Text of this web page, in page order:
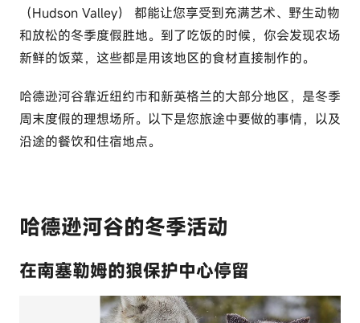
（Hudson Valley） 都能让您享受到充满艺术、野生动物
和放松的冬季度假胜地。到了吃饭的时候，你会发现农场
新鲜的饭菜，这些都是用该地区的食材直接制作的。
哈德逊河谷靠近纽约市和新英格兰的大部分地区，是冬季
周末度假的理想场所。以下是您旅途中要做的事情，以及
沿途的餐饮和住宿地点。
哈德逊河谷的冬季活动
在南塞勒姆的狼保护中心停留